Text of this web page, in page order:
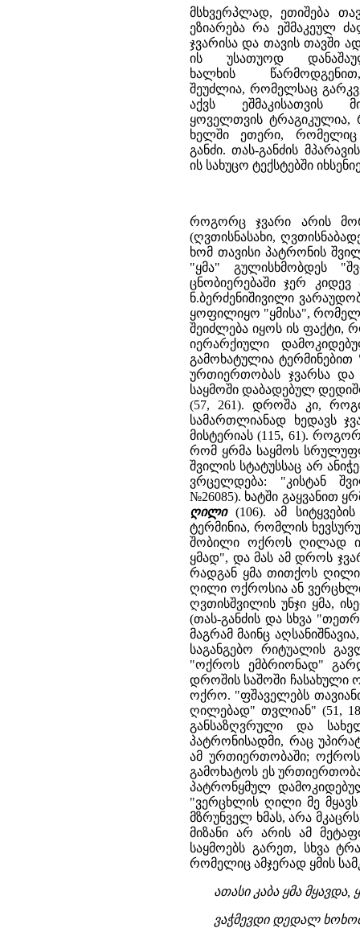
მსხვერპლად, ეთიშება
ეზიარება რა ეშმაკეულ
ჯვარისა და თავის თავში
ის უსათუოდ
ხალხის
შეუძლია, რომელსაც
აქვს
ყოველთვის ტრაგიკულია,
ხელში ეთერი, რომელიც
განძი. თას-განძის
ის სახუცო ტექსტებში
როგორც ჯვარი არის
(ღვთისნასახი,
ხომ თავისი პატრონის
"ყმა" გულისხმობდეს
ცნობიერებაში ჯერ
ნ.ბერძენიშივილი
ყოფილიყო "ყმისა",
შეიძლება იყოს ის ფაქტი,
იერარქიული
გამოხატულია
ურთიერთობას ჯვარსა და
საყმოში დაბადებულ
(57, 261). დროშა კი,
სამართლიანად ხედავს
მისტერიას (115, 61).
რომ ყრმა საყმოს
შვილის სტატუსსაც არ
ვრცელდება: "კისტან
№26085). ხატში გაყვანით
ღილი(106). ამ
ტერმინია, რომლის
შობილი ოქროს ღილად
ყმად", და მას ამ დროს
რადგან ყმა თითქოს
ღილი ოქროსია ან
ღვთისშვილის უნჯი ყმა,
(თას-განძის და სხვა
მაგრამ მაინც
საგანგებო რიტუალის
"ოქროს ემბრიონად"
დროშის საშოში ჩასახული
ოქრო. "ფშაველებს
ღილებად" თვლიან" (51,
განსაზღვრული და
პატრონისადმი, რაც
ამ ურთიერთობაში;
გამოხატოს ეს
პატრონყმულ
"ვერცხლის ღილი მე მყავს
მზრუნველ ხმას, არა
მიზანი არ არის ამ
საყმოებს გარეთ, სხვა
რომელიც ამჯერად ყმის
ათასი კაბა ყმა
ვაჭმევდი დედალ